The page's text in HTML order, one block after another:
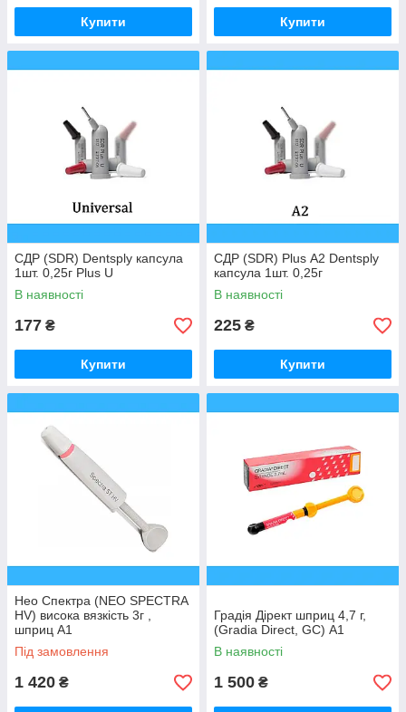
Купити Купити
СДР (SDR) Dentsply капсула
1шт. 0,25г Plus U
В наявності
177 ₴
Купити
СДР (SDR) Plus А2 Dentsply
капсула 1шт. 0,25г
В наявності
225 ₴
Купити
Нео Спектра (NEO SPECTRA
HV) висока вязкість 3г ,
шприц A1
Під замовлення
1 420 ₴
Градія Дірект шприц 4,7 г,
(Gradia Direct, GC) А1
В наявності
1 500 ₴